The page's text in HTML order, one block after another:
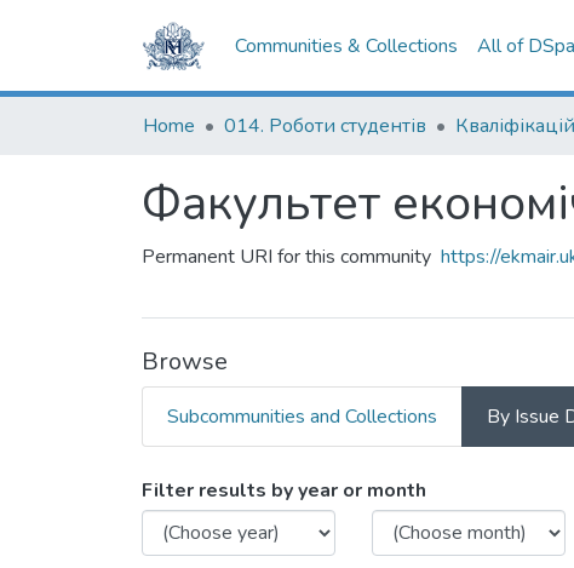
Communities & Collections All of
Home 014. Роботи студентів
Факультет
Permanent URI for this community https://
Browse
Subcommunities and Collections By Issue
Browsing Факультет
Filter results by year or month